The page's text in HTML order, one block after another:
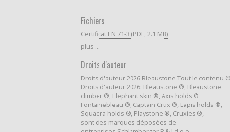
Fichiers
Certificat EN 71-3 (PDF, 2.1 MB)
plus ...
Droits d'auteur
Droits d'auteur 2026 Bleaustone Tout le contenu ©
Droits d'auteur 2026: Bleaustone ®, Bleaustone
climber ®, Elephant skin ®, Axis holds ®
Fontainebleau ®, Captain Crux ®, Lapis holds ®,
Squadra holds ®, Playstone ®, Cruxies ®,
sont des marques déposées de